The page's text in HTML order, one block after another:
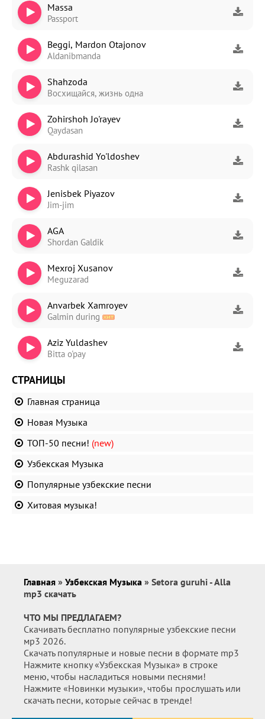
Massa
Passport
Beggi, Mardon Otajonov
Aldanibmanda
Shahzoda
Восхищайся, жизнь одна
Zohirshoh Jo'rayev
Qaydasan
Abdurashid Yo'ldoshev
Rashk qilasan
Jenisbek Piyazov
Jim-jim
AGA
Shordan Galdik
Mexroj Xusanov
Meguzarad
Anvarbek Xamroyev
Galmin during
Aziz Yuldashev
Bitta o'pay
СТРАНИЦЫ
Главная страница
Новая Музыка
ТОП-50 песни! (new)
Узбекская Музыка
Популярные узбекские песни
Хитовая музыка!
Главная » Узбекская Музыка » Setora guruhi - Alla
mp3 скачать
ЧТО МЫ ПРЕДЛАГАЕМ?
Скачивать бесплатно популярные узбекские песни
мр3 2026.
Скачать популярные и новые песни в формате mp3
Нажмите кнопку «Узбекская Музыка» в строке
меню, чтобы насладиться новыми песнями!
Нажмите «Новинки музыки», чтобы прослушать или
скачать песни, которые сейчас в тренде!